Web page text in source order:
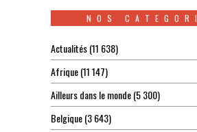
NOS
Actualités(11 638)
Afrique(11 147)
Ailleurs dans le monde(5 300)
Belgique(3 643)